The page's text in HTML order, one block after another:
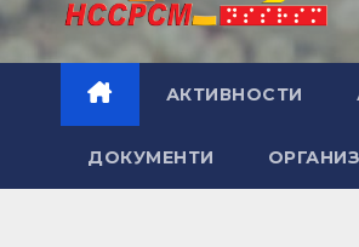
АКТИВНОСТИ
ДОКУМЕНТИ